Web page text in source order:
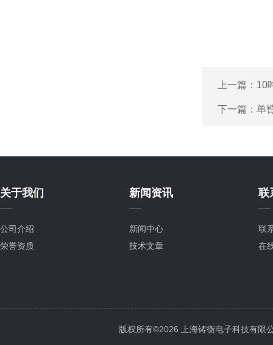
上一篇： 10
下一篇： 单
关于我们
公司介绍
荣誉资质
新闻资讯
新闻中心
技术文章
联
联
在
版权所有©2026 上海铸衡电子科技有